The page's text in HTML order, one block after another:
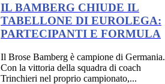
IL BAMBERG CHIUDE IL
TABELLONE DI EUROLEGA:
PARTECIPANTI E FORMULA
Il Brose Bamberg è campione di Germania.
Con la vittoria della squadra di coach
Trinchieri nel proprio campionato,...